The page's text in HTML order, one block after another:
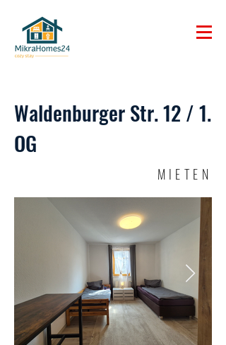
Waldenburger Str. 12 / 1.
OG
MIETEN